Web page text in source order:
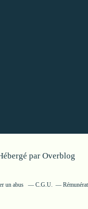
par Overblog
un abus C.G.U.